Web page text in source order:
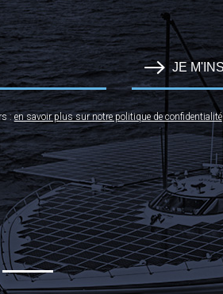
JE
:en savoir plus sur notre politique de confidentialité